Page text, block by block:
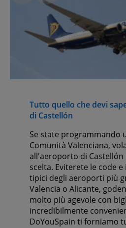
Tutto quello che devi
di Castellón
Se state programmando
Comunità Valenciana,
all'aeroporto di
scelta. Eviterete le code
tipici degli aeroporti più
Valencia o Alicante,
molto più agevole con
incredibilmente
DoYouSpain ti forniamo